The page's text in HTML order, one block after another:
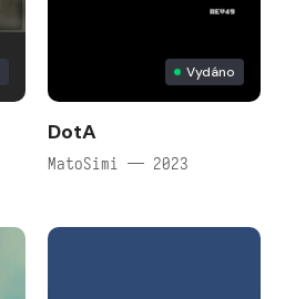
Vydáno
DotA
MatoSimi — 2023